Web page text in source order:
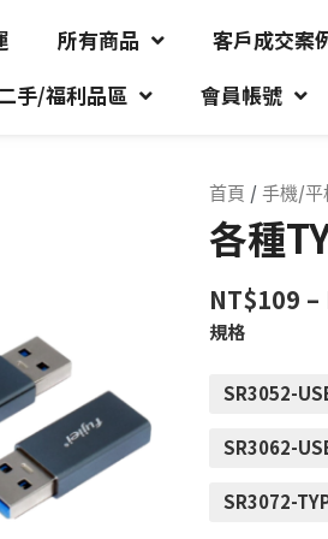
所有商品
客戶成交案
手/福利品區 會員帳號
首頁 / 手機/平
各種
NT$109 –
規格
SR3052-
SR3062-
SR3072-